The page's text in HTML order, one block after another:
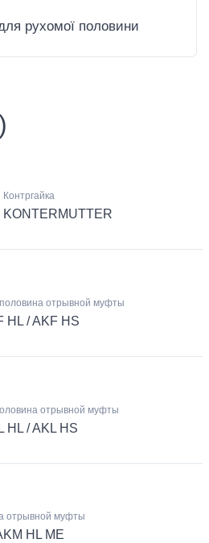
рухомої половини
Контргайка
KONTERMUTTER
отрывной муфты
HL / AKF HS
отрывной муфты
HL / AKL HS
отрывной муфты
HL ME